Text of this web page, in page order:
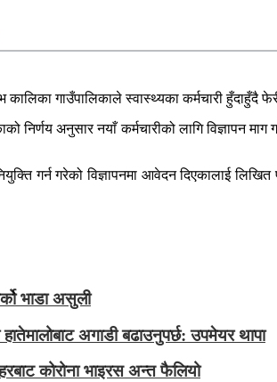
गाउँपालिकाले स्वास्थ्यका कर्मचारी हुँदाहुँदै
निर्णय अनुसार नयाँ कर्मचारीको लागि विज्ञापन
गर्न गरेको विज्ञापनमा आवेदन दिएकालाई
भाडा असुली
अगाडी बढाउनुपर्छ: उपमेयर थापा
कोरोना भाइरस अन्त फैलियो